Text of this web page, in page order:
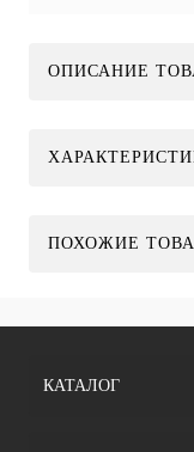
ОПИСАНИЕ
ПОХОЖИЕ
КАТАЛОГ